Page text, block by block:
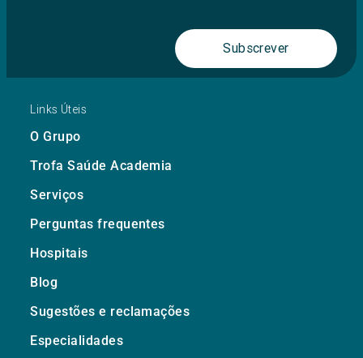
Subscrever
Links Úteis
O Grupo
Trofa Saúde Academia
Serviços
Perguntas frequentes
Hospitais
Blog
Sugestões e reclamações
Especialidades